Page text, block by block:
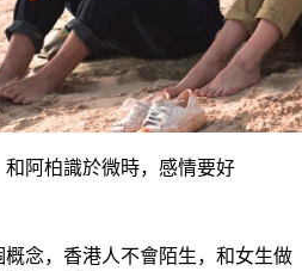
阿柏識於微時，感情要好
念，香港人不會陌生，和女生做